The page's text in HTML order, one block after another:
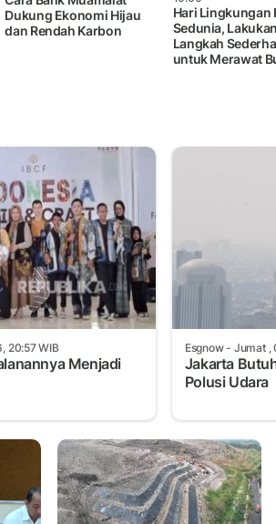
Dukung Ekonomi Hijau
dan Rendah Karbon
Hari Lingkungan
Sedunia, Lakukan
Langkah
untuk Merawat
20:57 WIB
Menjadi
Esgnow- Jumat ,
Jakarta
Polusi Udara